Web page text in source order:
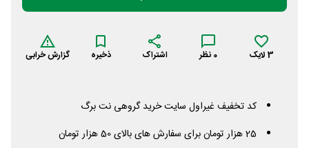
3 لایک 0 نظر اشتراک ذخیره گزارش خرابی
کد تخفیف غیراول سایت خرید گروهی نت برگ
25 هزار تومان برای سفارش های بالای 50 هزار تومان